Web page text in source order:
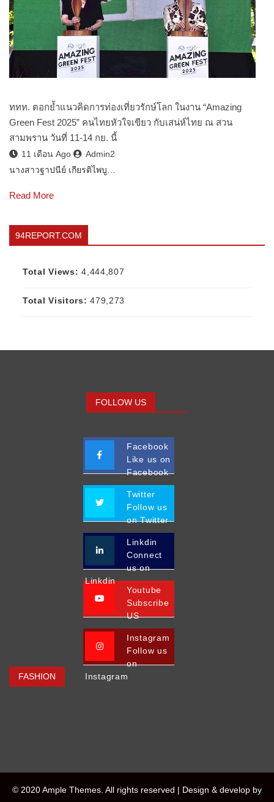
ททท. ตอกย้ำแนวคิดการท่องเที่ยวรักษ์โลก ในงาน “Amazing
Green Fest 2025” คนไทยหัวใจเขียว กับเสน่ห์ไทย ณ สวน
สามพราน วันที่ 11-14 กย. นี้
11 เดือน Ago
Admin2
นางสาวฐาปนีย์ เกียรติไพบู…
Read More
94REPORT.COM
Total Views:4,444,807
Total Visitors:479,273
FASHION
FOLLOW US
Facebook
Like us on
Facebook
Twitter
Follow us
on Twitter
Linkdin
Connect
us on
Linkdin
Youtube
Subscribe
US
Instagram
Follow us
on
Instagram
© 2020 Ample Themes. All rights reserved | Design & develop by